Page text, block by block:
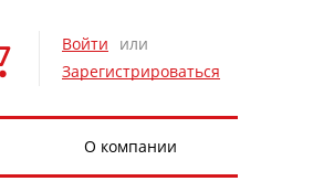
Войти
или
Зарегистрироваться
О компании